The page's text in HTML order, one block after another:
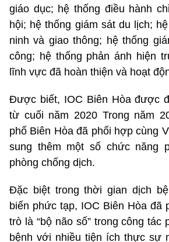
giáo dục; hệ thống điều hành
hội; hệ thống giám sát du lịch;
ninh và giao thông; hệ thống
công; hệ thống phản ánh hiện
lĩnh vực đã hoàn thiện và hoạt
Được biết, IOC Biên Hòa được
từ cuối năm 2020 Trong năm
phố Biên Hòa đã phối hợp cùng
sung thêm một số chức năng
phòng chống dịch.
Đặc biệt trong thời gian dịch
biến phức tạp, IOC Biên Hòa đã
trò là “bộ não số” trong công tác
bệnh với nhiều tiện ích thực sự